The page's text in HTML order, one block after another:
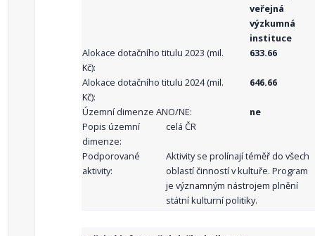
veřejná
výzkumná
instituce
Alokace dotačního titulu 2023 (mil.
Kč):
633.66
Alokace dotačního titulu 2024 (mil.
Kč):
646.66
Územní dimenze ANO/NE:
ne
Popis územní
dimenze:
celá ČR
Podporované
aktivity:
Aktivity se prolínají téměř do všech
oblastí činností v kultuře. Program
je významným nástrojem plnění
státní kulturní politiky.